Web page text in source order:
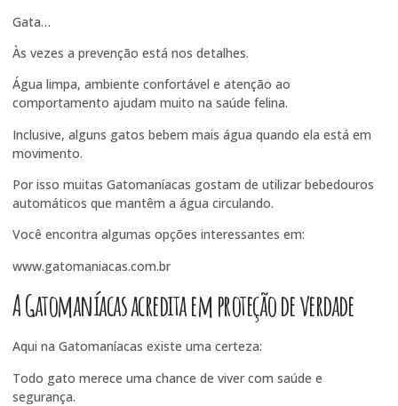
Gata…
Às vezes a prevenção está nos detalhes.
Água limpa, ambiente confortável e atenção ao
comportamento ajudam muito na saúde felina.
Inclusive, alguns gatos bebem mais água quando ela está em
movimento.
Por isso muitas Gatomaníacas gostam de utilizar bebedouros
automáticos que mantêm a água circulando.
Você encontra algumas opções interessantes em:
www.gatomaniacas.com.br
A Gatomaníacas acredita em proteção de verdade
Aqui na Gatomaníacas existe uma certeza:
Todo gato merece uma chance de viver com saúde e
segurança.